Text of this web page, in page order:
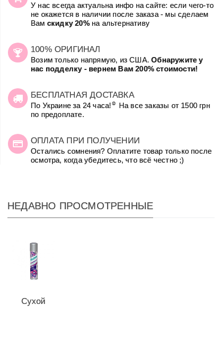
У нас всегда актуальна инфо на сайте: если чего-то
не окажется в наличии после заказа - мы сделаем
Вам скидку 20%на альтернативу
100% ОРИГИНАЛ
Возим только напрямую, из США.Обнаружите у
нас подделку - вернем Вам 200% стоимости!
БЕСПЛАТНАЯ ДОСТАВКА
По Украине за 24 часа! ☺
На все заказы от 1500 грн
по предоплате.
ОПЛАТА ПРИ ПОЛУЧЕНИИ
Остались сомнения? Оплатите товар только после
осмотра, когда убедитесь, что всё честно ;)
НЕДАВНО ПРОСМОТРЕННЫЕ
Сухой